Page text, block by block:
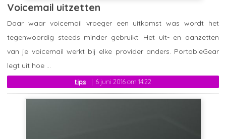
Voicemail uitzetten
tips 6 juni 2016 om 14:22
Daar waar voicemail vroeger een uitkomst was wordt het
tegenwoordig steeds minder gebruikt. Het uit- en aanzetten
van je voicemail werkt bij elke provider anders. PortableGear
legt uit hoe ...